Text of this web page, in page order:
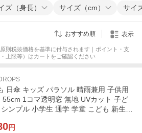
ズ（身長） サイズ（cm） サイ
おすすめ順 表示
原則税抜価格を基準に付与されます｜ポイント・支
上限等）はカートをご確認ください
日傘 キッズ パラソル 晴雨兼用 子供用
1コマ透明窓 無地 UVカット 子ど
シンプル 小学生 通学 学童 こども 新生活
円